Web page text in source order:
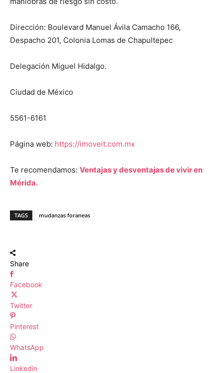
Dirección: Boulevard Manuel Ávila Camacho 166,
Despacho 201, Colonia Lomas de Chapultepec
Delegación Miguel Hidalgo.
Ciudad de México
5561-6161
Página web: https://imoveit.com.mx
Te recomendamos: Ventajas y desventajas de vivir en
Mérida.
TAGS mudanzas foraneas
Share
Facebook
Twitter
Pinterest
WhatsApp
Linkedin